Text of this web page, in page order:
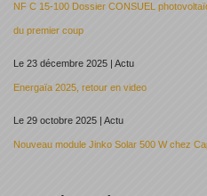
NF C 15-100 Dossier CONSUEL
du premier coup
Le 23 décembre 2025 | Actu
Energaïa 2025, retour en video
Le 29 octobre 2025 | Actu
Nouveau module Jinko Solar 500 W chez